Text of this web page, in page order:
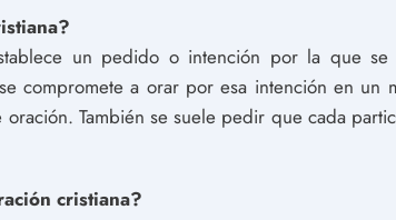
un pedido o intención por la que
compromete a orar por esa intención en un
También se suele pedir que cada
cristiana?